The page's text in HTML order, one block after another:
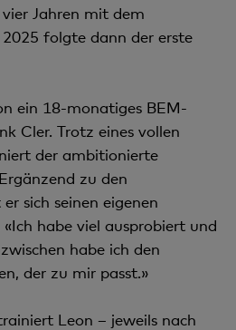
Jahren mit dem
folgte dann der erste
ein 18-monatiges BEM-
Cler. Trotz eines vollen
der ambitionierte
zu den
sich seinen eigenen
habe viel ausprobiert und
habe ich den
der zu mir passt.»
Leon – jeweils nach